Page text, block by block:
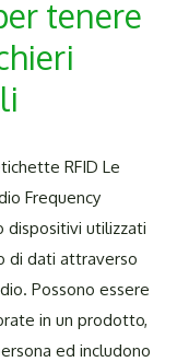
tenere
RFID Le
Frequency
dispositivi utilizzati
di dati attraverso
Possono essere
in un prodotto,
ed includono